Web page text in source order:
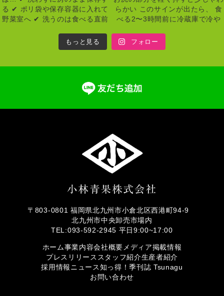
もっと見る フォロー
〒803-0801 福岡県北九州市小倉北区西港町94-9
北九州市中央卸売市場内
TEL:093-592-2945 平日9:00~17:00
ホーム事業内容会社概要 メディア掲載情報
プレスリリース スタッフ紹介生産者紹介
採用情報 ニュース 知っ得！季刊誌 Tsunagu
お問い合わせ